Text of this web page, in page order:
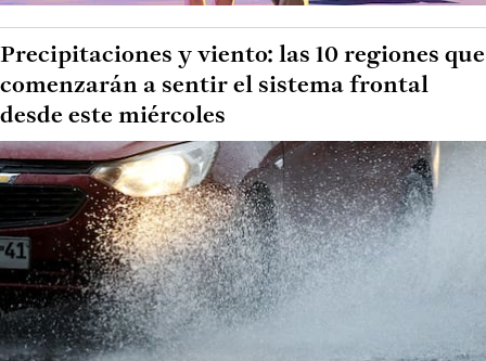
Precipitaciones y viento: las 10 regiones que
comenzarán a sentir el sistema frontal
desde este miércoles